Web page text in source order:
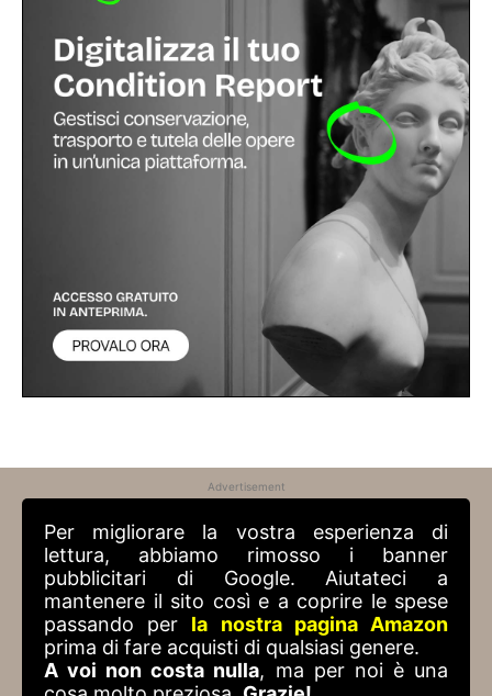
Advertisement
Per migliorare la vostra esperienza di
lettura, abbiamo rimosso i banner
pubblicitari di Google. Aiutateci a
mantenere il sito così e a coprire le spese
passando per la nostra pagina Amazon
prima di fare acquisti di qualsiasi genere.
A voi non costa nulla, ma per noi è una